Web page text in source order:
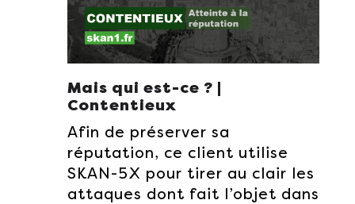
Mais qui est-ce ? |
Contentieux
Afin de préserver sa
réputation, ce client utilise
SKAN-5X pour tirer au clair les
attaques dont fait l’objet dans